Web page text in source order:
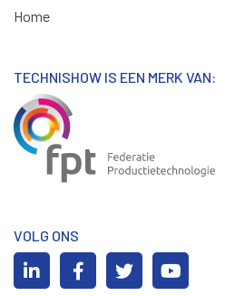
Home
TECHNISHOW IS EEN MERK VAN:
VOLG ONS